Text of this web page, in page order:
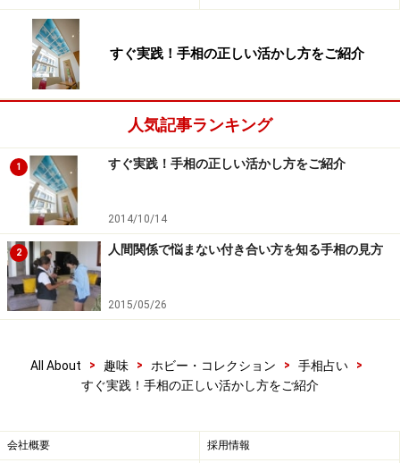
あなたの人生の天気予報はどうなってい
る？
予報は、いつも快晴ではありません
人生はお天気のようなものです。晴れの日も雨の日も風
の日も、それから春も夏も秋も冬もあります。
運命線の分かれ目を見つけたり、生命線の流れ方を見極
める。手相の見分け方がわかるようになると、人生の切
なります。
すぐ実践！手相の正しい活かし方をご紹介
人気記事ランキング
1 すぐ実践！手相の正しい活かし方をご紹介
2014/10/14
2 人間関係で悩まない付き合い方を知る手相の見方
2015/05/26
All About > 趣味 > ホビー・コレクション > 手相占い
>
すぐ実践！手相の正しい活かし方をご紹介
会社概要 採用情報